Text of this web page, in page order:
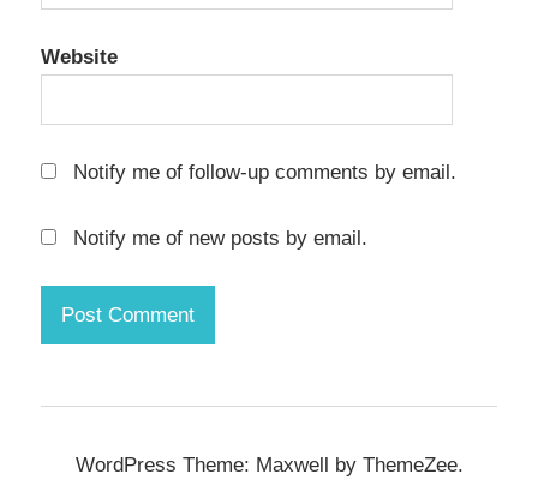
Website
Notify me of follow-up comments by email.
Notify me of new posts by email.
WordPress Theme: Maxwell by ThemeZee.